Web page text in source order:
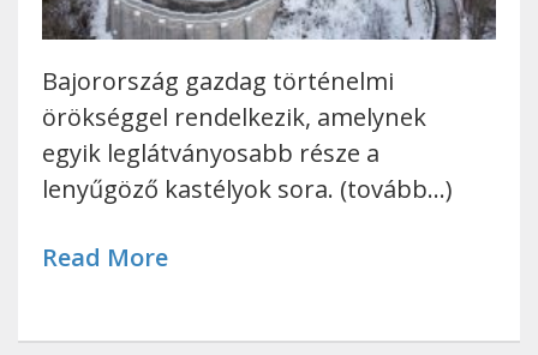
Bajorország gazdag történelmi
örökséggel rendelkezik, amelynek
egyik leglátványosabb része a
lenyűgöző kastélyok sora. (tovább…)
Read More